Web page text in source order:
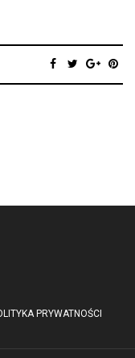
PRYWATNOŚCI